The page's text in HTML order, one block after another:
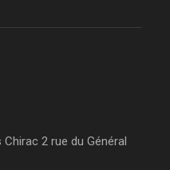
2 rue du Général